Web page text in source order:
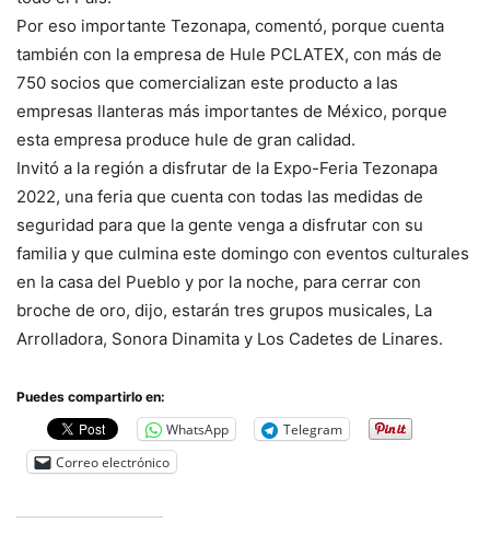
Por eso importante Tezonapa, comentó, porque cuenta
también con la empresa de Hule PCLATEX, con más de
750 socios que comercializan este producto a las
empresas llanteras más importantes de México, porque
esta empresa produce hule de gran calidad.
Invitó a la región a disfrutar de la Expo-Feria Tezonapa
2022, una feria que cuenta con todas las medidas de
seguridad para que la gente venga a disfrutar con su
familia y que culmina este domingo con eventos culturales
en la casa del Pueblo y por la noche, para cerrar con
broche de oro, dijo, estarán tres grupos musicales, La
Arrolladora, Sonora Dinamita y Los Cadetes de Linares.
Puedes compartirlo en:
WhatsApp
Telegram
Correo electrónico